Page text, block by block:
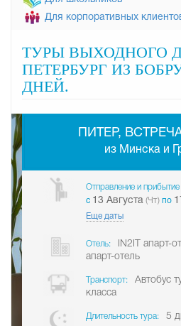
Для корпоративных
ТУРЫ ВЫХОДНОГО
ПЕТЕРБУРГ ИЗ
ДНЕЙ.
ПИТЕР,
из Минска и
Отправление и прибытие
c 13 Августа (Чт) по
Еще даты
Отель:
IN2IT апарт-
апарт-отель
Транспорт:
Автобус
класса
Длительность тура: 5